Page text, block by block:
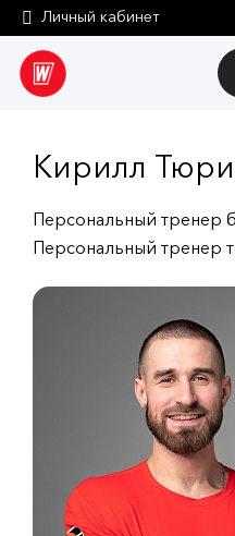
Личный кабинет
Кирилл
Персональный тренер
Персональный тренер